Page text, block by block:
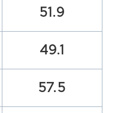
51.9
49.1
57.5